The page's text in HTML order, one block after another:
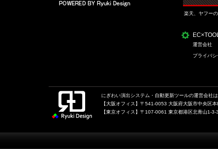
楽天、ヤフー
運営会社
プライバ
にぎわい演出システム・自動更新ツールの運営会
【大阪オフィス】〒541-0053 大阪府大阪市中央区
【東京オフィス】〒107-0061 東京都港区北青山1-